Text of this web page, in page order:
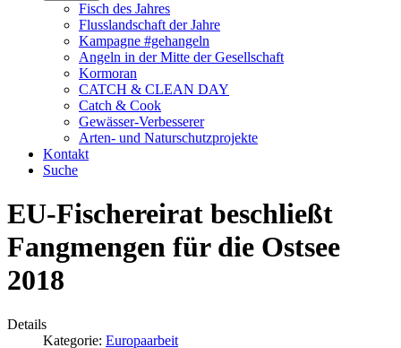
Fisch des Jahres
Flusslandschaft der Jahre
Kampagne #gehangeln
Angeln in der Mitte der Gesellschaft
Kormoran
CATCH & CLEAN DAY
Catch & Cook
Gewässer-Verbesserer
Arten- und Naturschutzprojekte
Kontakt
Suche
EU-Fischereirat beschließt
Fangmengen für die Ostsee
2018
Details
Kategorie: Europaarbeit